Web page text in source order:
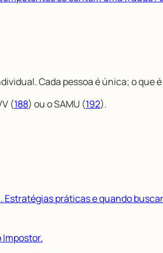
Cada pessoa é única; o que
(188) ou o SAMU (192).
práticas e quando